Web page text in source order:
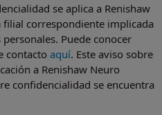
se aplica a Renishaw
filial correspondiente implicada
Puede conocer
contacto aquí. Este aviso sobre
a Renishaw Neuro
confidencialidad se encuentra